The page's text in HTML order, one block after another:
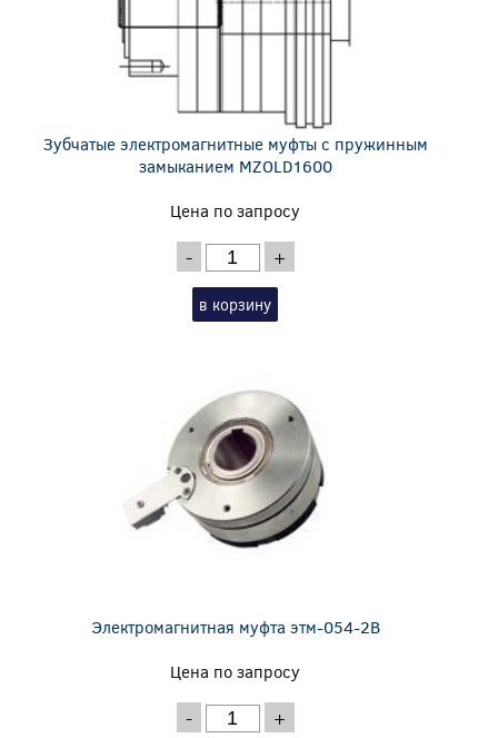
Зубчатые электромагнитные муфты с пружинным
замыканием MZOLD1600
Цена по запросу
- +
в корзину
Электромагнитная муфта этм-054-2В
Цена по запросу
- +